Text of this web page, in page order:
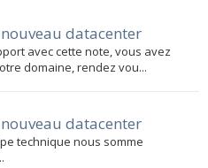
datacenter
avec cette note, vous avez
domaine, rendez vou...
datacenter
technique nous somme